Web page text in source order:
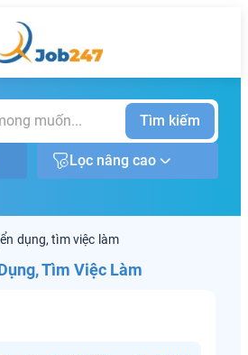
Tìm kiếm
Lọc nâng cao
dụng, tìm việc làm
Tìm Việc Làm